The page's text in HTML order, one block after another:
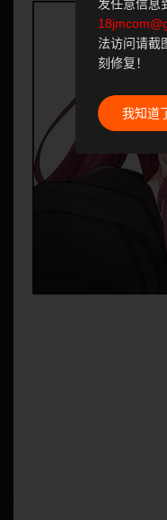
发任意信息
法访问请截
刻修复！
我知道